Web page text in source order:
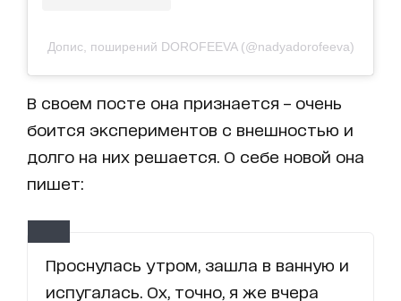
Допис, поширений DOROFEEVA (@nadyadorofeeva)
В своем посте она признается – очень
боится экспериментов с внешностью и
долго на них решается. О себе новой она
пишет:
Проснулась утром, зашла в ванную и
испугалась. Ох, точно, я же вчера